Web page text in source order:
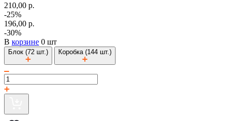
210,00 р.
-25%
196,00 р.
-30%
В корзине 0 шт
Блок (72 шт.) Коробка (144 шт.)